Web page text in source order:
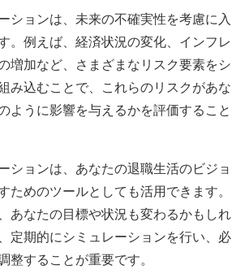
ションは、未来の不確実性を考慮に入
。例えば、経済状況の変化、インフレ
増加など、さまざまなリスク要素をシ
み込むことで、これらのリスクがあな
ように影響を与えるかを評価すること
ションは、あなたの退職生活のビジョ
ためのツールとしても活用できます。
あなたの目標や状況も変わるかもしれ
定期的にシミュレーションを行い、必
整することが重要です。